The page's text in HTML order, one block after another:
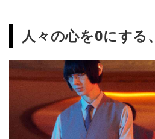
人々の心を0にする